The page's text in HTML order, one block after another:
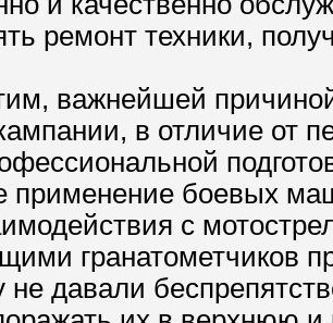
ремонт техники,
важнейшей
в отличие от
применение боевых
с
гранатометчиков
не давали